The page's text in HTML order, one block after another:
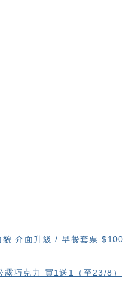
介面升級 / 早餐套票 $100
巧克力 買1送1（至23/8）